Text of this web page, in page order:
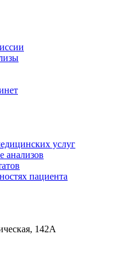
услуг
анализов
пациента
142А